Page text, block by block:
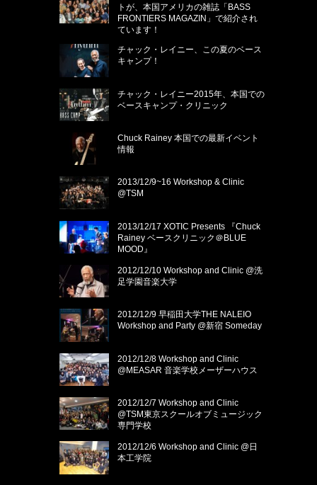
トが、本国アメリカの雑誌「BASS
FRONTIERS MAGAZIN」で紹介され
ています！
チャック・レイニー、この夏のベース
キャンプ！
チャック・レイニー2015年、本国での
ベースキャンプ・クリニック
Chuck Rainey 本国での最新イベント
情報
2013/12/9~16 Workshop & Clinic
@TSM
2013/12/17 XOTIC Presents 『Chuck
Rainey ベースクリニック＠BLUE
MOOD』
2012/12/10 Workshop and Clinic @洗
足学園音楽大学
2012/12/9 早稲田大学THE NALEIO
Workshop and Party @新宿 Someday
2012/12/8 Workshop and Clinic
@MEASAR 音楽学校メーザーハウス
2012/12/7 Workshop and Clinic
@TSM東京スクールオブミュージック
専門学校
2012/12/6 Workshop and Clinic @日
本工学院